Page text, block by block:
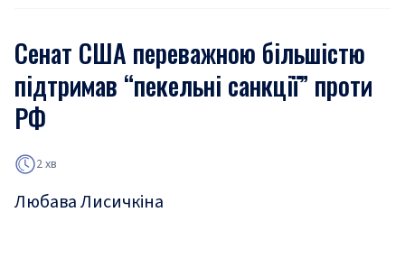
Сенат США переважною більшістю
підтримав “пекельні санкції” проти
РФ
2 хв
Любава Лисичкіна